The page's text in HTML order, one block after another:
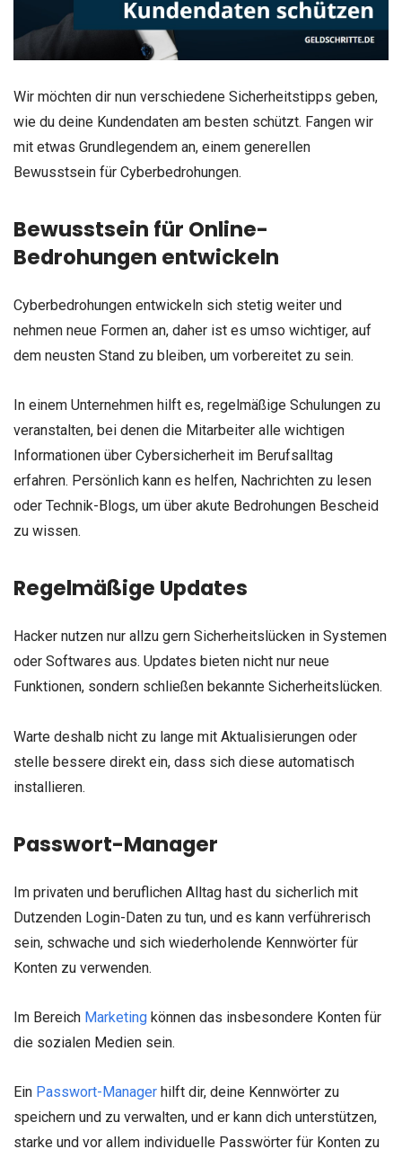
Wir möchten dir nun verschiedene Sicherheitstipps geben,
wie du deine Kundendaten am besten schützt. Fangen wir
mit etwas Grundlegendem an, einem generellen
Bewusstsein für Cyberbedrohungen.
Bewusstsein für Online-
Bedrohungen entwickeln
Cyberbedrohungen entwickeln sich stetig weiter und
nehmen neue Formen an, daher ist es umso wichtiger, auf
dem neusten Stand zu bleiben, um vorbereitet zu sein.
In einem Unternehmen hilft es, regelmäßige Schulungen zu
veranstalten, bei denen die Mitarbeiter alle wichtigen
Informationen über Cybersicherheit im Berufsalltag
erfahren. Persönlich kann es helfen, Nachrichten zu lesen
oder Technik-Blogs, um über akute Bedrohungen Bescheid
zu wissen.
Regelmäßige Updates
Hacker nutzen nur allzu gern Sicherheitslücken in Systemen
oder Softwares aus. Updates bieten nicht nur neue
Funktionen, sondern schließen bekannte Sicherheitslücken.
Warte deshalb nicht zu lange mit Aktualisierungen oder
stelle bessere direkt ein, dass sich diese automatisch
installieren.
Passwort-Manager
Im privaten und beruflichen Alltag hast du sicherlich mit
Dutzenden Login-Daten zu tun, und es kann verführerisch
sein, schwache und sich wiederholende Kennwörter für
Konten zu verwenden.
Im Bereich Marketing können das insbesondere Konten für
die sozialen Medien sein.
Ein Passwort-Manager hilft dir, deine Kennwörter zu
speichern und zu verwalten, und er kann dich unterstützen,
starke und vor allem individuelle Passwörter für Konten zu